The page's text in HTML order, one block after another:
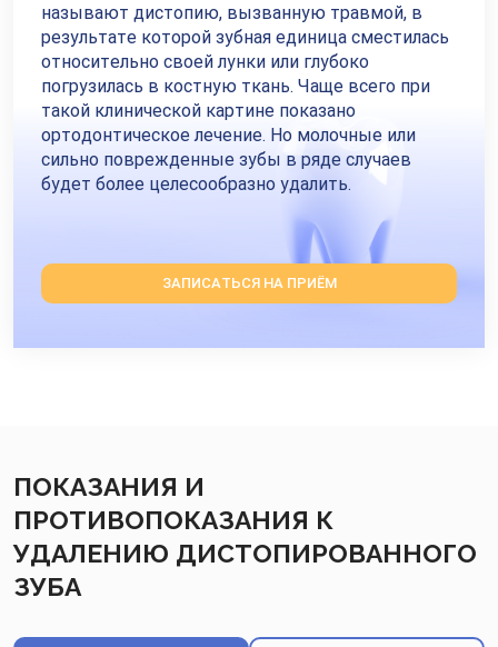
называют дистопию, вызванную травмой, в
результате которой зубная единица сместилась
относительно своей лунки или глубоко
погрузилась в костную ткань. Чаще всего при
такой клинической картине показано
ортодонтическое лечение. Но молочные или
сильно поврежденные зубы в ряде случаев
будет более целесообразно удалить.
ЗАПИСАТЬСЯ НА ПРИЁМ
ПОКАЗАНИЯ И
ПРОТИВОПОКАЗАНИЯ К
УДАЛЕНИЮ ДИСТОПИРОВАННОГО
ЗУБА